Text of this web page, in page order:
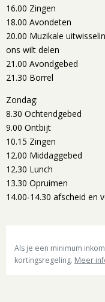
16.00 Zingen
18.00 Avondeten
20.00 Muzikale
ons wilt delen
21.00 Avondgebed
21.30 Borrel
Zondag:
8.30 Ochtendgebed
9.00 Ontbijt
10.15 Zingen
12.00 Middaggebed
12.30 Lunch
13.30 Opruimen
14.00-14.30 afscheid en
Als je een minimum
kortingsregeling. Meer